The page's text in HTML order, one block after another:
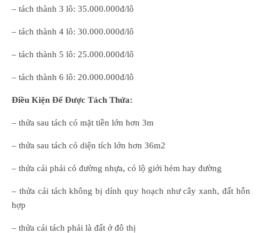
– tách thành 3 lô: 35.000.000đ/lô
– tách thành 4 lô: 30.000.000đ/lô
– tách thành 5 lô: 25.000.000đ/lô
– tách thành 6 lô: 20.000.000đ/lô
Điều Kiện Để Được Tách Thửa:
– thửa sau tách có mặt tiền lớn hơn 3m
– thửa sau tách có diện tích lớn hơn 36m2
– thửa cái phải có đường nhựa, có lộ giới hẻm hay đường
– thửa cái tách không bị dính quy hoạch như cây xanh, đất hỗn
hợp
– thửa cái tách phải là đất ở đô thị